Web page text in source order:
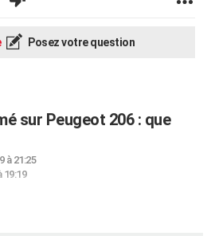
Posez votre question
sur Peugeot 206 : que
à 21:25
19:19